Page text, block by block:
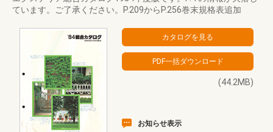
ています。ご了承ください。P.209からP.256巻末規格表追加
(44.2MB)
お知らせ表示